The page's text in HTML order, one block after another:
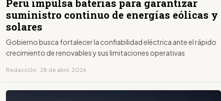
Perú impulsa baterías para garantizar
suministro continuo de energías eólicas y
solares
Gobierno busca fortalecer la confiabilidad eléctrica ante el rápido
crecimiento de renovables y sus limitaciones operativas
Redacción · 28 de abril, 2026